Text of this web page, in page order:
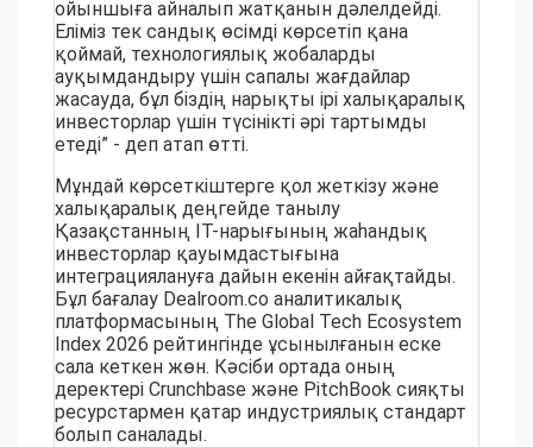
ойыншыға айналып жатқанын дәлелдейді.
Еліміз тек сандық өсімді көрсетіп қана
қоймай, технологиялық жобаларды
ауқымдандыру үшін сапалы жағдайлар
жасауда, бұл біздің нарықты ірі халықаралық
инвесторлар үшін түсінікті әрі тартымды
етеді” - деп атап өтті.
Мұндай көрсеткіштерге қол жеткізу және
халықаралық деңгейде танылу
Қазақстанның ІТ-нарығының жаһандық
инвесторлар қауымдастығына
интеграциялануға дайын екенін айғақтайды.
Бұл бағалау Dealroom.co аналитикалық
платформасының The Global Tech Ecosystem
Index 2026 рейтингінде ұсынылғанын еске
сала кеткен жөн. Кәсіби ортада оның
деректері Crunchbase және PitchBook сияқты
ресурстармен қатар индустриялық стандарт
болып саналады.